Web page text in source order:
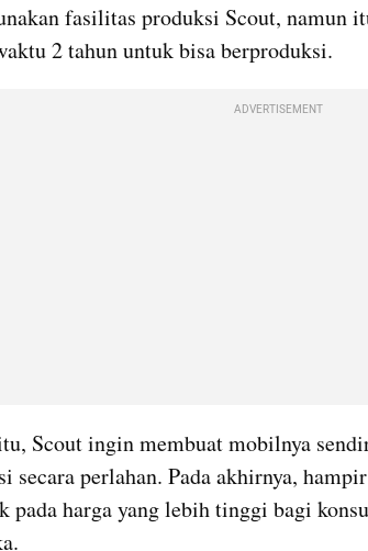
fasilitas produksi Scout, namun
2 tahun untuk bisa berproduksi.
ADVERTISEMENT
Scout ingin membuat mobilnya
secara perlahan. Pada akhirnya,
pada harga yang lebih tinggi bagi